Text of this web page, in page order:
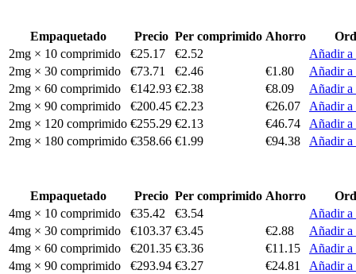
Empaquetado Precio Per comprimido Ahorro
2mg × 10 comprimido
€25.17 €2.52
Añadir a
2mg × 30 comprimido
€73.71 €2.46 €1.80
Añadir a
2mg × 60 comprimido
€142.93 €2.38 €8.09
Añadir a
2mg × 90 comprimido
€200.45 €2.23 €26.07
Añadir a
2mg × 120 comprimido €255.29 €2.13 €46.74
Añadir a
2mg × 180 comprimido €358.66 €1.99 €94.38 Añadir a
Empaquetado Precio Per comprimido Ahorro
4mg × 10 comprimido
€35.42 €3.54
Añadir a
4mg × 30 comprimido
€103.37 €3.45 €2.88
Añadir a
4mg × 60 comprimido
€201.35 €3.36 €11.15
Añadir a
4mg × 90 comprimido
€293.94 €3.27 €24.81
Añadir a